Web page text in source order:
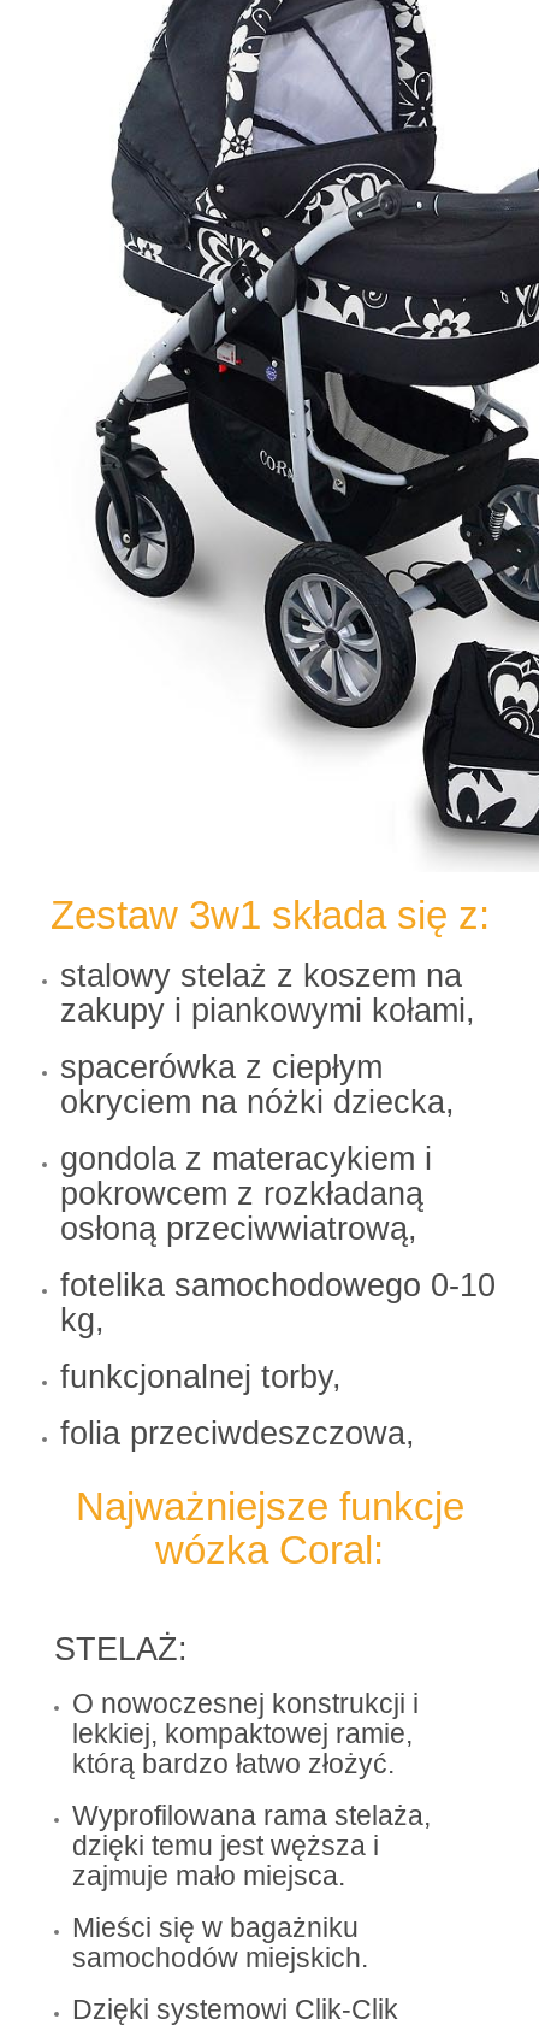
Zestaw 3w1 składa się z:
stalowy stelaż z koszem na
zakupy i piankowymi kołami,
spacerówka z ciepłym
okryciem na nóżki dziecka,
gondola z materacykiem i
pokrowcem z rozkładaną
osłoną przeciwwiatrową,
fotelika samochodowego 0-10
kg,
funkcjonalnej torby,
folia przeciwdeszczowa,
Najważniejsze funkcje
wózka Coral:
STELAŻ:
O nowoczesnej konstrukcji i
lekkiej, kompaktowej ramie,
którą bardzo łatwo złożyć.
Wyprofilowana rama stelaża,
dzięki temu jest węższa i
zajmuje mało miejsca.
Mieści się w bagażniku
samochodów miejskich.
Dzięki systemowi Clik-Clik